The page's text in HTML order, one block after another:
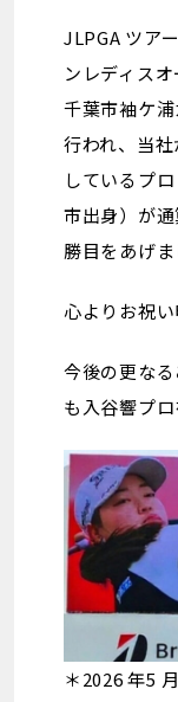
JLPGA ツア
ンレディス
千葉市袖ケ
行われ、当
しているプ
市出身）が
勝目をあげま
心よりお祝い
今後の更な
も入谷響プロ
＊2026 年5